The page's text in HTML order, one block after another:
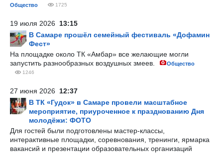
Общество 1725
19 июля 2026 13:15
В Самаре прошёл семейный фестиваль «Дофамин
Фест»
На площадке около ТК «Амбар» все желающие могли
запустить разнообразных воздушных змеев.
Общество
1246
27 июня 2026 12:37
В ТК «Гудок» в Самаре провели масштабное
мероприятие, приуроченное к празднованию Дня
молодёжи: ФОТО
Для гостей были подготовлены мастер-классы,
интерактивные площадки, соревнования, тренинги, ярмарка
вакансий и презентации образовательных организаций